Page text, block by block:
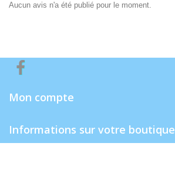
Aucun avis n'a été publié pour le moment.
Mon compte
Informations sur votre boutique